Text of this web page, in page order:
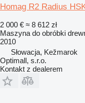
Homag R2 Radius
2 000 € ≈ 8 612 zł
Maszyna do obróbki
2010
Słowacja, Kežmarok
Optimall, s.r.o.
Kontakt z dealerem